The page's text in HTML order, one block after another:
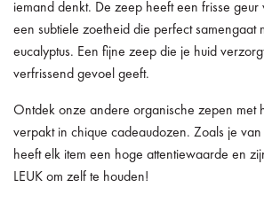
iemand denkt. De zeep heeft een frisse geur
een subtiele zoetheid die perfect samengaat
eucalyptus. Een fijne zeep die je huid
verfrissend gevoel geeft.
Ontdek onze andere organische zepen met
verpakt in chique cadeaudozen. Zoals je
heeft elk item een hoge attentiewaarde en
LEUK om zelf te houden!